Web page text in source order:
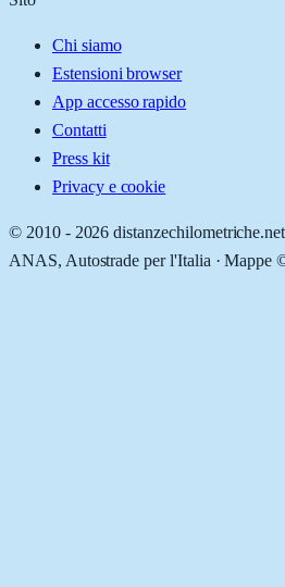
Chi siamo
Estensioni browser
App accesso rapido
Contatti
Press kit
Privacy e cookie
© 2010 - 2026 distanzechilometriche.net
ANAS, Autostrade per l'Italia · Mappe